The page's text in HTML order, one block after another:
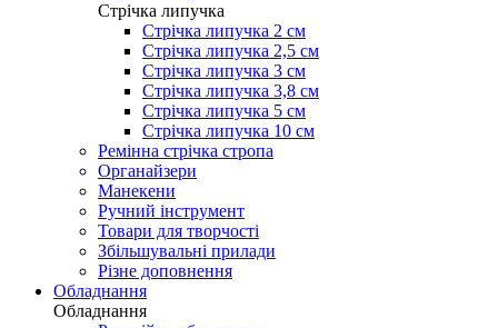
Стрічка липучка
Стрічка липучка 2 см
Стрічка липучка 2,5 см
Стрічка липучка 3 см
Стрічка липучка 3,8 см
Стрічка липучка 5 см
Стрічка липучка 10 см
Ремінна стрічка стропа
Органайзери
Манекени
Ручний інструмент
Товари для творчості
Збільшувальні прилади
Різне доповнення
Обладнання
Обладнання